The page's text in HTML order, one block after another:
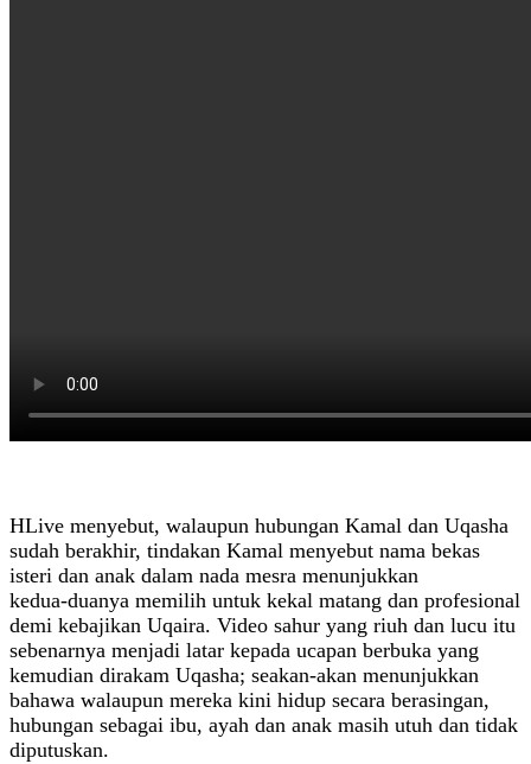
HLive menyebut, walaupun hubungan Kamal dan Uqasha
sudah berakhir, tindakan Kamal menyebut nama bekas
isteri dan anak dalam nada mesra menunjukkan
kedua‑duanya memilih untuk kekal matang dan profesional
demi kebajikan Uqaira. Video sahur yang riuh dan lucu itu
sebenarnya menjadi latar kepada ucapan berbuka yang
kemudian dirakam Uqasha; seakan‑akan menunjukkan
bahawa walaupun mereka kini hidup secara berasingan,
hubungan sebagai ibu, ayah dan anak masih utuh dan tidak
diputuskan.